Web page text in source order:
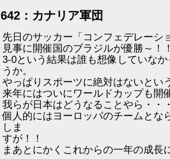
642：カナリア軍団
先日のサッカー「コンフェデレーシ
見事に開催国のブラジルが優勝～！
3-0という結果は誰も想像していな
うか。
やっぱりスポーツに絶対はないとい
来年にはついにワールドカップも開
我らが日本はどうなることやら・・
個人的にはヨーロッパのチームとな
しま
すが！！
まあとにかくこれからの一年の成長